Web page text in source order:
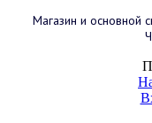
Магазин и основной